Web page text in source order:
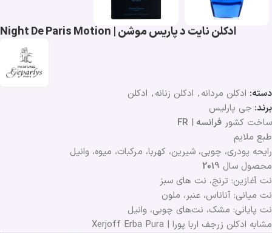
ادکلن نایت د پاریس موشن | Night De Paris Motion
دسته: ادکلن مردانه, ادکلن زنانه, ادکلن
برند: جی پارلیس
ساخت کشور فرانسه |
FR
طبع ملایم
رایحه پودری، چوبی، شیرین، کهربا، مرکبات، میوه، وانیل
محصول سال 2019
نت آغازین: ترنج، نت های سبز
نت میانی: آناناس، عنبر، ملون
نت پایانی: مشک، نت‌های چوبی، وانیل
مشابه ادکلن زرجف اربا پورا | Xerjoff Erba Pura